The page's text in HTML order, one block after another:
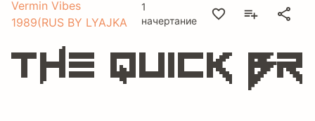
Vermin Vibes
1989(RUS BY LYAJKA
1
начертание
The quick